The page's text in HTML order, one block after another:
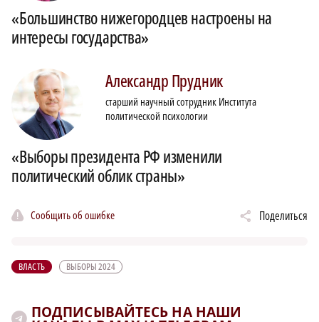
«Большинство нижегородцев настроены на
интересы государства»
АлександрПрудник
старший научный сотрудник Института
политической психологии
«Выборы президента РФ изменили
политический облик страны»
Сообщить об ошибке Поделиться
ВЛАСТЬ ВЫБОРЫ 2024
ПОДПИСЫВАЙТЕСЬ НА НАШИ